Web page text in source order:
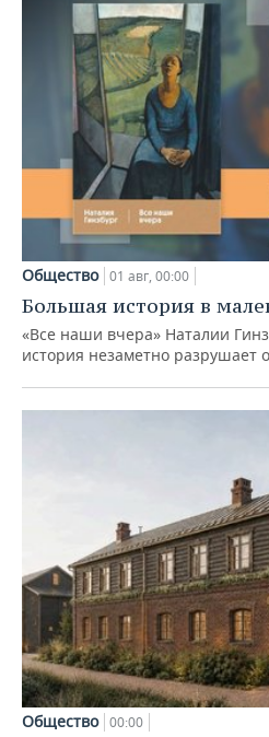
Общество 01 авг, 00:00
Большая история в
«Все наши вчера» Наталии
история незаметно
Общество 00:00